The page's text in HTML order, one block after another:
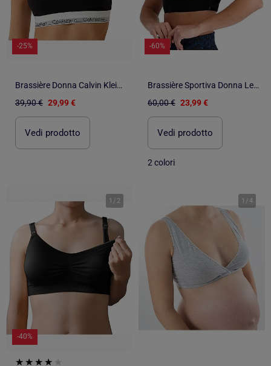
-25%
Brassière Donna Calvin Klein Jeans – Comfort e Stile
39,90 € 29,99 €
Vedi prodotto
-60%
Brassière Sportiva Donna Le Coq Sportif
60,00 € 23,99 €
Vedi prodotto
2 colori
1 / 2
-40%
1 /4